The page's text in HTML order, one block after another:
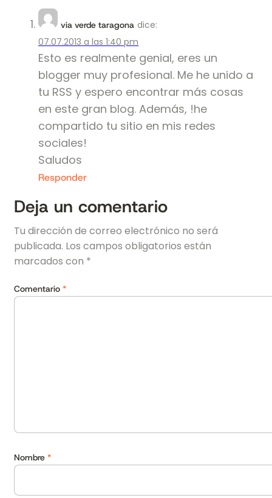
via verde taragona dice:
07.07.2013 a las 1:40 pm
Esto es realmente genial, eres un
blogger muy profesional. Me he unido a
tu RSS y espero encontrar más cosas
en este gran blog. Además, !he
compartido tu sitio en mis redes
sociales!
Saludos
Responder
Deja un comentario
Tu dirección de correo electrónico no será
publicada. Los campos obligatorios están
marcados con *
Comentario *
Nombre *